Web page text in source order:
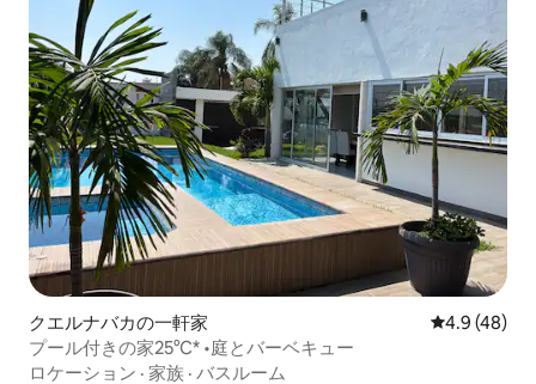
クエルナバカの一軒家 レビュー48
4.9 (48)
プール付きの家25°C* •庭とバーベキュー
ロケーション · 家族 · バスルーム